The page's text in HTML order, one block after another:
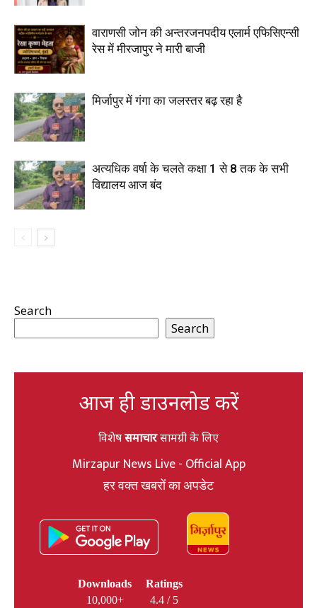
वाराणसी जोन की अन्तरजनपदीय एलार्म एफिसिएन्सी
रेस में मीरजापुर ने मारी बाजी
मिर्जापुर में गंगा का जलस्तर बढ़ रहा है
अत्यधिक वर्षा के चलते कक्षा 1 से 8 तक के सभी
विद्यालय आज बंद
Search
Search
आज ही डाउनलोड करें
विशेषसमाचारसामग्री के लिए
Mirzapur News Live - Official App
हर वक्त खबरों का अपडेट
Downloads
10,000+
Ratings
4.4 / 5